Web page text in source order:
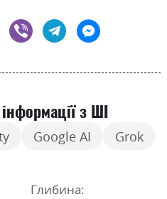
з ШІ
Google AI Grok
Глибина: